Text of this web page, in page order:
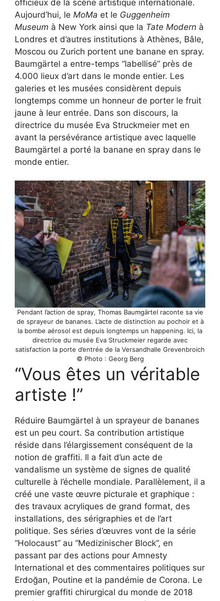
officieux de la scène artistique internationale.
Aujourd’hui, le MoMa et le Guggenheim
Museum à New York ainsi que la Tate Modern à
Londres et d’autres institutions à Athènes, Bâle,
Moscou ou Zurich portent une banane en spray.
Baumgärtel a entre-temps “labellisé” près de
4.000 lieux d’art dans le monde entier. Les
galeries et les musées considèrent depuis
longtemps comme un honneur de porter le fruit
jaune à leur entrée. Dans son discours, la
directrice du musée Eva Struckmeier met en
avant la persévérance artistique avec laquelle
Baumgärtel a porté la banane en spray dans le
monde entier.
Pendant l’action de spray, Thomas Baumgärtel raconte sa vie
de sprayeur de bananes. L’acte de distinction au pochoir et à
la bombe aérosol est depuis longtemps un happening. Ici, la
directrice du musée Eva Struckmeier regarde avec
satisfaction la porte d’entrée de la Versandhalle Grevenbroich
© Photo : Georg Berg
“Vous êtes un véritable
artiste !”
Réduire Baumgärtel à un sprayeur de bananes
est un peu court. Sa contribution artistique
réside dans l’élargissement conséquent de la
notion de graffiti. Il a fait d’un acte de
vandalisme un système de signes de qualité
culturelle à l’échelle mondiale. Parallèlement, il a
créé une vaste œuvre picturale et graphique :
des travaux acryliques de grand format, des
installations, des sérigraphies et de l’art
politique. Ses séries d’œuvres vont de la série
“Holocaust” au “Medizinischer Block”, en
passant par des actions pour Amnesty
International et des commentaires politiques sur
Erdoğan, Poutine et la pandémie de Corona. Le
premier graffiti chirurgical du monde de 2018